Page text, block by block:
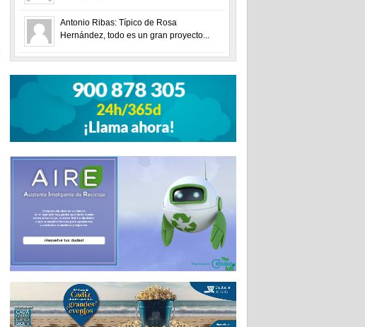
Antonio Ribas: Típico de Rosa
Hernández, todo es un gran proyecto...